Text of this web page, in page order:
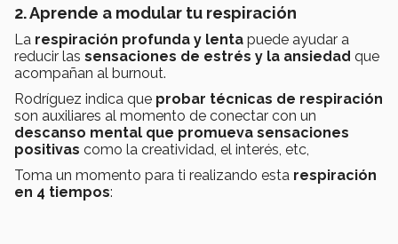
2. Aprende a modular tu respiración
La respiración profunda y lenta puede ayudar a
reducir las sensaciones de estrés y la ansiedad que
acompañan al burnout.
Rodríguez indica que probar técnicas de respiración
son auxiliares al momento de conectar con un
descanso mental que promueva sensaciones
positivas como la creatividad, el interés, etc,
Toma un momento para ti realizando esta respiración
en 4 tiempos: